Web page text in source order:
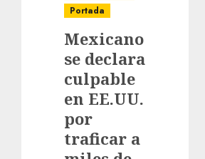
Portada
Mexicano
se declara
culpable
en EE.UU.
por
traficar a